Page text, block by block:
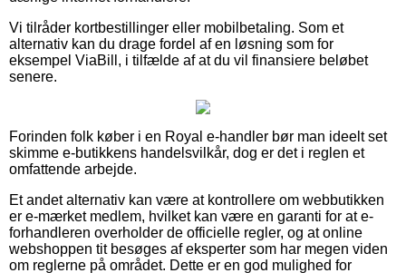
Vi tilråder kortbestillinger eller mobilbetaling. Som et
alternativ kan du drage fordel af en løsning som for
eksempel ViaBill, i tilfælde af at du vil finansiere beløbet
senere.
Forinden folk køber i en Royal e-handler bør man ideelt set
skimme e-butikkens handelsvilkår, dog er det i reglen et
omfattende arbejde.
Et andet alternativ kan være at kontrollere om webbutikken
er e-mærket medlem, hvilket kan være en garanti for at e-
forhandleren overholder de officielle regler, og at online
webshoppen tit besøges af eksperter som har megen viden
om reglerne på området. Dette er en god mulighed for